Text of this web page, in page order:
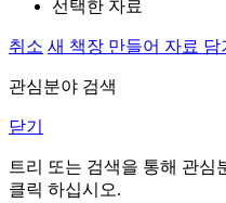
선택한 자료
취소 새 책장 만들어 자료 담
관심분야 검색
닫기
트리 또는 검색을 통해 관심
클릭 하십시오.